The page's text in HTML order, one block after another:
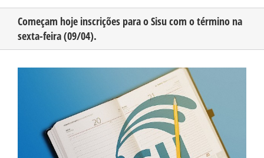
CONHEÇA O AMAZONAS
Começam hoje inscrições para o Sisu com o término na
sexta-feira (09/04).